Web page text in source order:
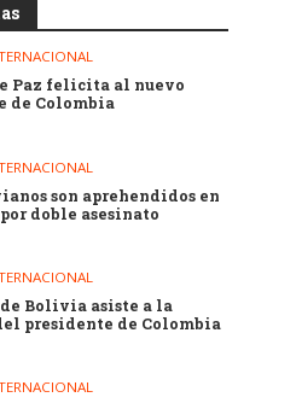
Paz felicita al nuevo
de Colombia
son aprehendidos en
doble asesinato
Bolivia asiste a la
presidente de Colombia